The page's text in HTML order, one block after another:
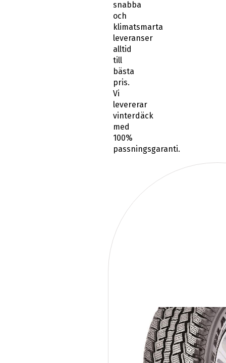
snabba
och
klimatsmarta
leveranser
alltid
till
bästa
pris.
Vi
levererar
vinterdäck
med
100%
passningsgaranti.